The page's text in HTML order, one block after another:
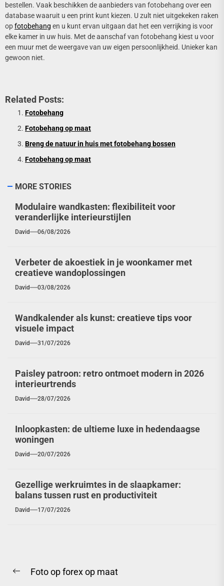
bestellen. Vaak beschikken de aanbieders van fotobehang over een
database waaruit u een print kunt kiezen. U zult niet uitgekeken raken
opfotobehang en u kunt ervan uitgaan dat het een verrijking is voor
elke kamer in uw huis. Met de aanschaf van fotobehang kiest u voor
een muur met de weergave van uw eigen persoonlijkheid. Unieker kan
gewoon niet.
Related Posts:
Fotobehang
Fotobehang op maat
Breng de natuur in huis met fotobehang bossen
Fotobehang op maat
MORE STORIES
Modulaire wandkasten: flexibiliteit voor
veranderlijke interieurstijlen
David 06/08/2026
Verbeter de akoestiek in je woonkamer met
creatieve wandoplossingen
David 03/08/2026
Wandkalender als kunst: creatieve tips voor
visuele impact
David 31/07/2026
Paisley patroon: retro ontmoet modern in 2026
interieurtrends
David 28/07/2026
Inloopkasten: de ultieme luxe in hedendaagse
woningen
David 20/07/2026
Gezellige werkruimtes in de slaapkamer:
balans tussen rust en productiviteit
David 17/07/2026
Previous
Foto op forex op maat